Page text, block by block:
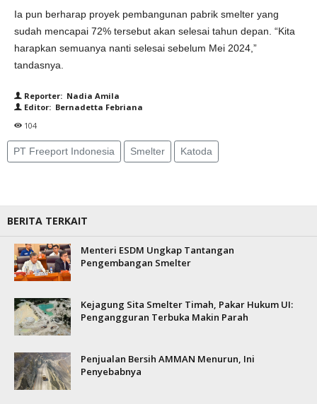
Ia pun berharap proyek pembangunan pabrik smelter yang
sudah mencapai 72% tersebut akan selesai tahun depan. “Kita
harapkan semuanya nanti selesai sebelum Mei 2024,”
tandasnya.
Reporter: Nadia Amila
Editor: Bernadetta Febriana
104
PT Freeport Indonesia Smelter Katoda
BERITA TERKAIT
Menteri ESDM Ungkap Tantangan
Pengembangan Smelter
Kejagung Sita Smelter Timah, Pakar Hukum UI:
Pengangguran Terbuka Makin Parah
Penjualan Bersih AMMAN Menurun, Ini
Penyebabnya